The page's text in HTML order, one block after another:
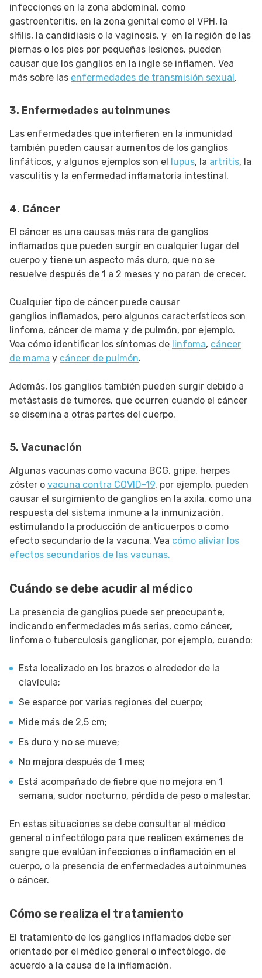
infecciones en la zona abdominal, como
gastroenteritis, en la zona genital como el VPH, la
sífilis, la candidiasis o la vaginosis, y en la región de las
piernas o los pies por pequeñas lesiones, pueden
causar que los ganglios en la ingle se inflamen. Vea
más sobre las enfermedades de transmisión sexual .
3. Enfermedades autoinmunes
Las enfermedades que interfieren en la inmunidad
también pueden causar aumentos de los ganglios
linfáticos, y algunos ejemplos son el
lupus, la artritis, la
vasculitis y la enfermedad inflamatoria intestinal.
4. Cáncer
El cáncer es una causas más rara de ganglios
inflamados que pueden surgir en cualquier lugar del
cuerpo y tiene un aspecto más duro, que no se
resuelve después de 1 a 2 meses y no paran de crecer.
Cualquier tipo de cáncer puede causar
ganglios inflamados, pero algunos característicos son
linfoma, cáncer de mama y de pulmón, por ejemplo.
Vea cómo identificar los síntomas de linfoma, cáncer
de mama y cáncer de pulmón.
Además, los ganglios también pueden surgir debido a
metástasis de tumores, que ocurren cuando el cáncer
se disemina a otras partes del cuerpo.
5. Vacunación
Algunas vacunas como vacuna BCG, gripe, herpes
zóster o vacuna contra COVID-19, por ejemplo, pueden
causar el surgimiento de ganglios en la axila, como una
respuesta del sistema inmune a la inmunización,
estimulando la producción de anticuerpos o como
efecto secundario de la vacuna. Vea cómo aliviar los
efectos secundarios de las vacunas.
Cuándo se debe acudir al médico
La presencia de ganglios puede ser preocupante,
indicando enfermedades más serias, como cáncer,
linfoma o tuberculosis ganglionar, por ejemplo, cuando:
Esta localizado en los brazos o alrededor de la
clavícula;
Se esparce por varias regiones del cuerpo;
Mide más de 2,5 cm;
Es duro y no se mueve;
No mejora después de 1 mes;
Está acompañado de fiebre que no mejora en 1
semana, sudor nocturno, pérdida de peso o malestar.
En estas situaciones se debe consultar al médico
general o infectólogo para que realicen exámenes de
sangre que evalúan infecciones o inflamación en el
cuerpo, o la presencia de enfermedades autoinmunes
o cáncer.
Cómo se realiza el tratamiento
El tratamiento de los ganglios inflamados debe ser
orientado por el médico general o infectólogo, de
acuerdo a la causa de la inflamación.